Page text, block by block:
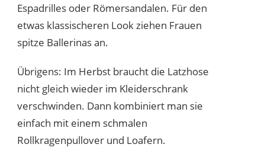
Espadrilles oder Römersandalen. Für den
etwas klassischeren Look ziehen Frauen
spitze Ballerinas an.
Übrigens: Im Herbst braucht die Latzhose
nicht gleich wieder im Kleiderschrank
verschwinden. Dann kombiniert man sie
einfach mit einem schmalen
Rollkragenpullover und Loafern.